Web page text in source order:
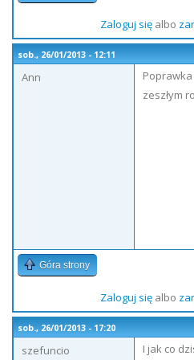
Zaloguj sięalbo
sob., 26/01/2013 - 12:11
Ann
zeszłym
Góra strony
Zaloguj sięalbo
sob., 26/01/2013 - 17:20
szefuncio
I jak co